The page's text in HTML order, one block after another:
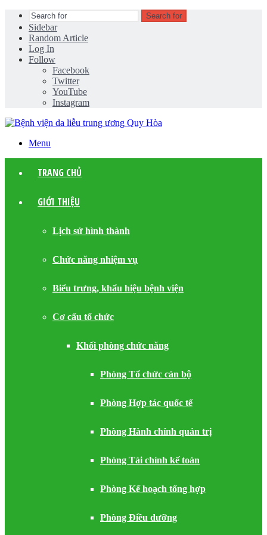
Search for
Sidebar
Random Article
Log In
Follow
Facebook
Twitter
YouTube
Instagram
Menu
TRANG CHỦ
GIỚI THIỆU
Lịch sử hình thành
Chức năng nhiệm vụ
Biểu trưng, khẩu hiệu bệnh viện
Cơ cấu tổ chức
Khối phòng chức năng
Phòng Tổ chức cán bộ
Phòng Hợp tác quốc tế
Phòng Hành chính quản trị
Phòng Tài chính kế toán
Phòng Kế hoạch tổng hợp
Phòng Điều dưỡng